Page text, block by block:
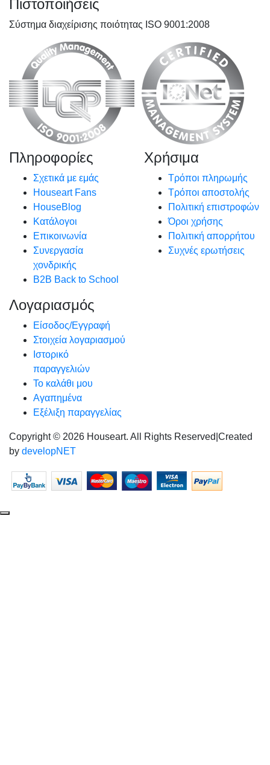
Πιστοποιήσεις
Σύστημα διαχείρισης ποιότητας ISO 9001:2008
Πληροφορίες
Σχετικά με εμάς
Houseart Fans
HouseBlog
Κατάλογοι
Επικοινωνία
Συνεργασία
χονδρικής
B2B Back to School
Χρήσιμα
Τρόποι πληρωμής
Τρόποι αποστολής
Πολιτική επιστροφών
Όροι χρήσης
Πολιτική απορρήτου
Συχνές ερωτήσεις
Λογαριασμός
Είσοδος/Εγγραφή
Στοιχεία λογαριασμού
Ιστορικό
παραγγελιών
Το καλάθι μου
Αγαπημένα
Εξέλιξη παραγγελίας
Copyright © 2026 Houseart. All Rights Reserved Created
by developNET